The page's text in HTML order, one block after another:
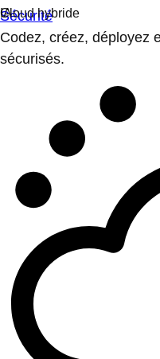
Sécurité
Codez, créez, déployez
sécurisés.